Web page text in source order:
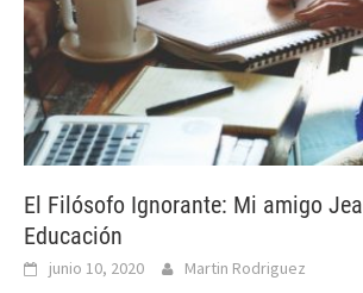
El Filósofo Ignorante: Mi amigo
Educación
junio 10, 2020 Martin Rodriguez